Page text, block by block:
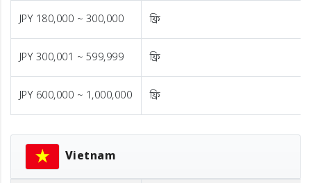
JPY 180,000 ~ 300,000 ফ্রি
JPY 300,001 ~ 599,999 ফ্রি
JPY 600,000 ~ 1,000,000 ফ্রি
Vietnam